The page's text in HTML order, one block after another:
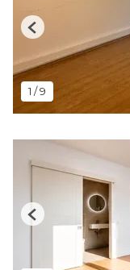
1 /9
Previous
Previous